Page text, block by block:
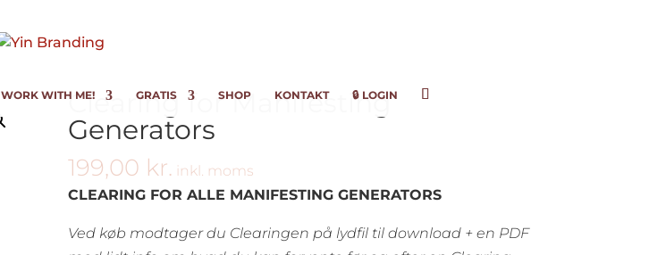
WORK WITH ME! GRATIS SHOP KONTAKT 🔒 LOGIN
Clearing for Manifesting
Generators
199,00 kr. inkl. moms
CLEARING FOR ALLE MANIFESTING GENERATORS
Ved køb modtager du Clearingen på lydfil til download + en PDF